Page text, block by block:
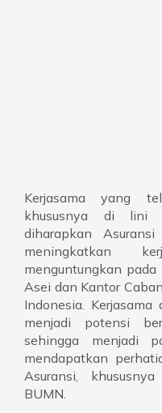
Kerjasama yang
khususnya di lini
diharapkan
meningkatkan
menguntungkan
Asei dan Kantor
Indonesia.
menjadi potensi
sehingga menjadi
mendapatkan
Asuransi,
BUMN.